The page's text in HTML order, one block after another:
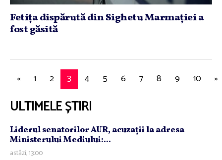
Fetiţa dispărută din Sighetu Marmaţiei a
fost găsită
« 1 2 3 4 5 6 7 8 9 10 »
ULTIMELE ȘTIRI
Liderul senatorilor AUR, acuzaţii la adresa
Ministerului Mediului:...
astăzi, 13:00